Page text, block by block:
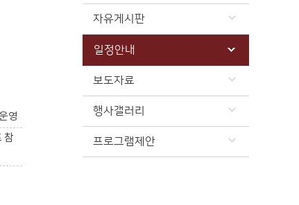
자유게시판
일정안내
보도자료
행사갤러리
프로그램제안
영
참